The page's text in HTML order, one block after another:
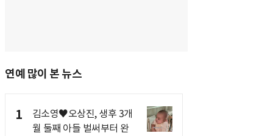
연예 많이 본 뉴스
1
김소영♥오상진, 생후 3개
월 둘째 아들 벌써부터 완